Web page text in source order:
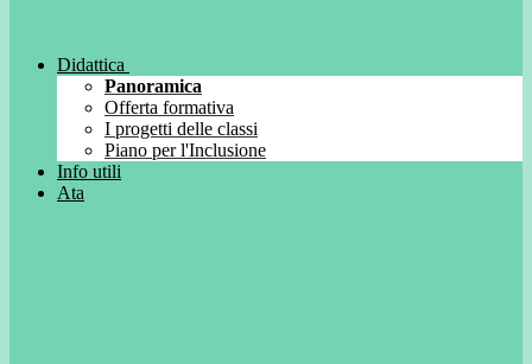
Didattica
Panoramica
Offerta formativa
I progetti delle classi
Piano per l'Inclusione
Info utili
Ata